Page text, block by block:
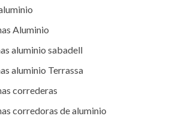
Aluminio
aluminio sabadell
aluminio Terrassa
correderas
corredoras de aluminio